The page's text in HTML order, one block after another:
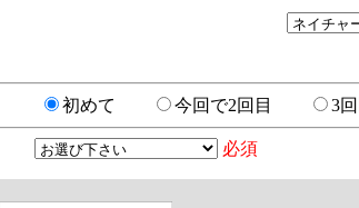
初めて 今回で2回目 3
必須